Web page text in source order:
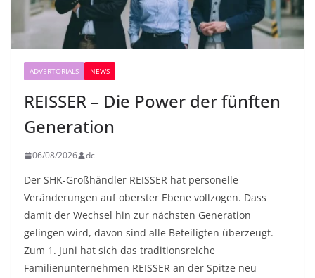
ADVERTORIALS NEWS
REISSER – Die Power der fünften
Generation
06/08/2026 dc
Der SHK-Großhändler REISSER hat personelle
Veränderungen auf oberster Ebene vollzogen. Dass
damit der Wechsel hin zur nächsten Generation
gelingen wird, davon sind alle Beteiligten überzeugt.
Zum 1. Juni hat sich das traditionsreiche
Familienunternehmen REISSER an der Spitze neu